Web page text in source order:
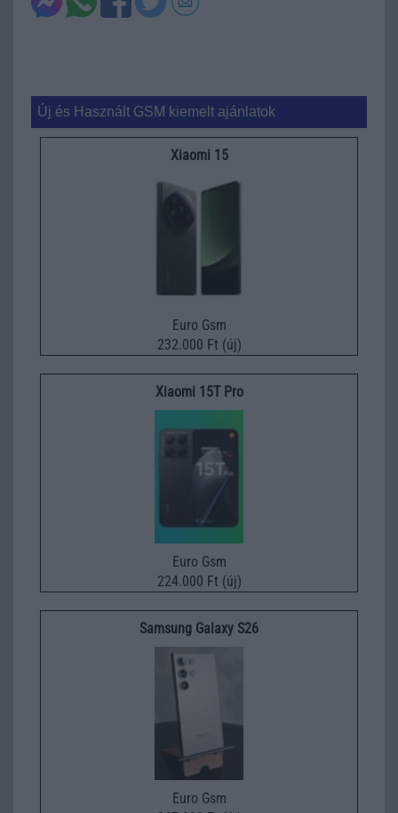
Új és Használt GSM kiemelt ajánlatok
Xiaomi 15
Euro Gsm
232.000 Ft (új)
Xiaomi 15T Pro
Euro Gsm
224.000 Ft (új)
Samsung Galaxy S26
Euro Gsm